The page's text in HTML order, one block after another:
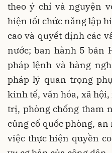
theo ý chí và nguyện
hiện tốt chức năng lập
cao và quyết định các
nước; ban hành 5 bản
pháp lệnh và hàng
pháp lý quan trọng
kinh tế, văn hóa, xã
trị, phòng chống tham
củng cố quốc phòng,
việc thực hiện quyền